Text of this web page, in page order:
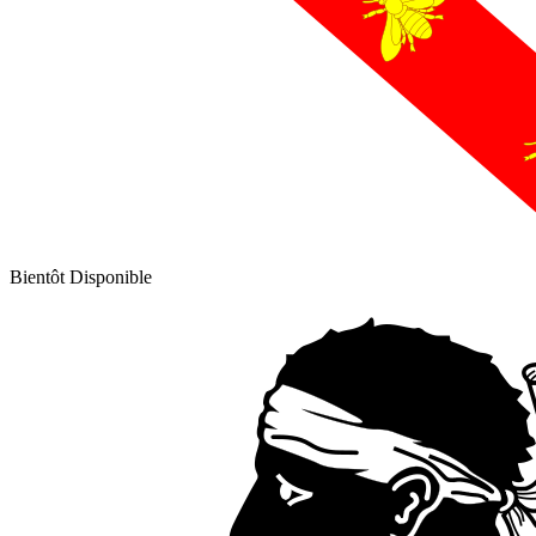
Bientôt Disponible